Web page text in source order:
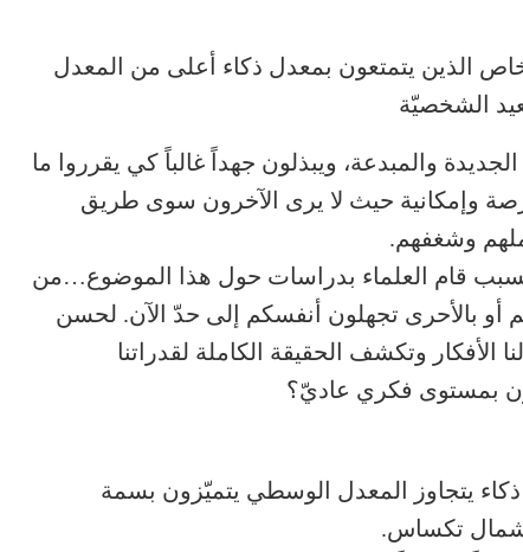
الذين يتمتعون بمعدل ذكاء أعلى من المعدل
الشخصيّة
والمبدعة، ويبذلون جهداً غالباً كي يقرروا ما
وإمكانية حيث لا يرى الآخرون سوى طريق
وشغفهم.
السبب قام العلماء بدراسات حول هذا الموضوع…من
أو بالأحرى تجهلون أنفسكم إلى حدّ الآن. لحسن
الأفكار وتكشف الحقيقة الكاملة لقدراتنا
بمستوى فكري عاديّ؟
ذكاء يتجاوز المعدل الوسطي يتميّزون بسمة
شمال تكساس.